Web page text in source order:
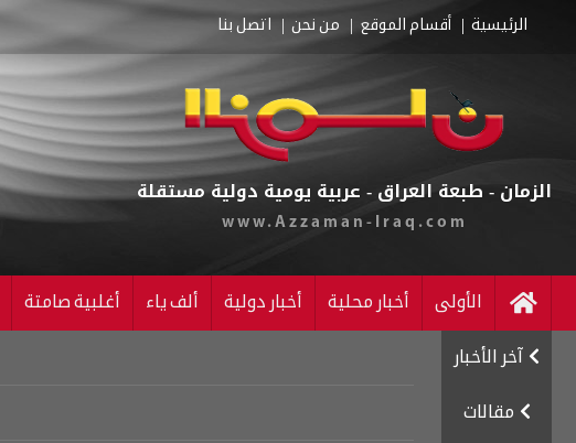
الرئيسية أقسام الموقع من نحن اتصل بنا
الزمان - طبعة العراق - عربية يومية دولية مستقلة
www.Azzaman-Iraq.com
الأولى أخبار محلية أخبار دولية ألف ياء أغلبية صامتة
آخر الأخبار
مقالات